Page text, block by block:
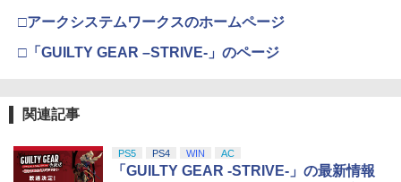
タンド ディスクドライブ 搭載 非搭載 モ
サリー 横型スタンド 放熱 PlayStation5
4
【中古】【Blu−ray】この世界の片隅
￥11,980
￥10,737
4
【純正品】Xbox 充電式バッテリー + US
(オリジナル特典:オリジナル巾着＋メー
カー特典:【坤と離】二振りの剣、十翼よ
り来たる！スタジオ描き下ろしイラスト
ボード付) [Blu-ray]
4
劇場版「鬼滅の刃」無限城編 第一章 猗
窩座再来 完全生産限定版 [Blu-ray]
□アークシステムワークスのホームページ
□「GUILTY GEAR –STRIVE-」のページ
関連記事
PS5 PS4 WIN AC
「GUILTY GEAR -STRIVE-」の最新情報